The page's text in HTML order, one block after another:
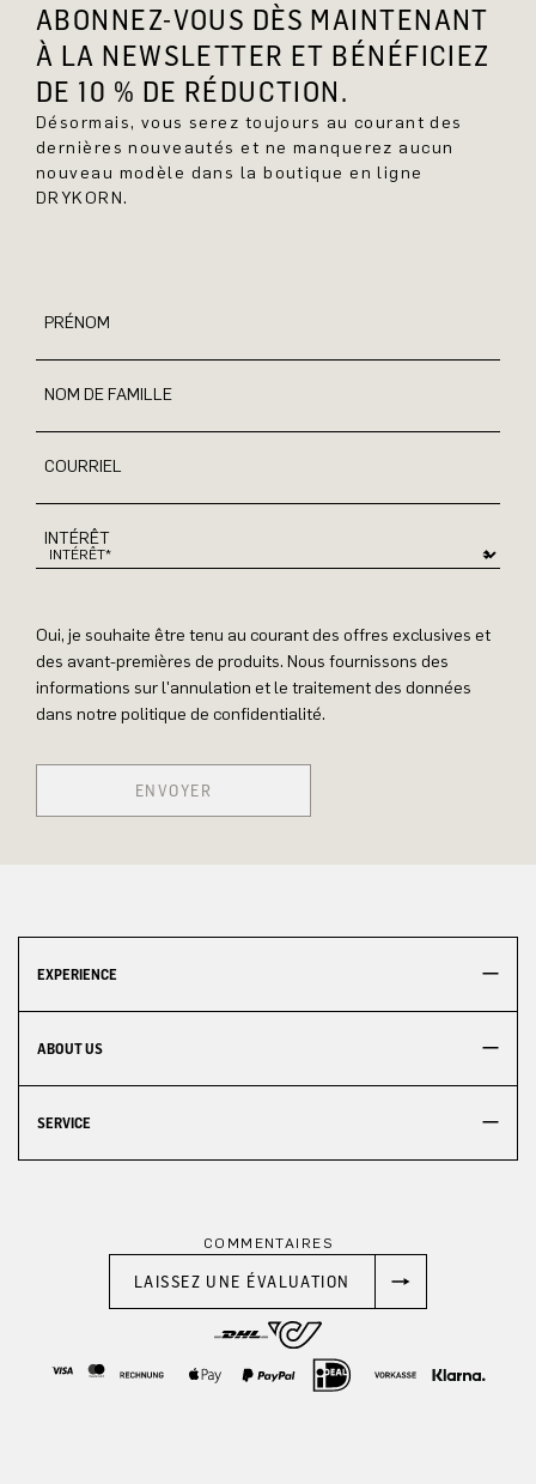
ABONNEZ-VOUS DÈS MAINTENANT
À LA NEWSLETTER ET BÉNÉFICIEZ
DE 10 % DE RÉDUCTION.
Désormais, vous serez toujours au courant des
dernières nouveautés et ne manquerez aucun
nouveau modèle dans la boutique en ligne
DRYKORN.
PRÉNOM
NOM DE FAMILLE
COURRIEL
INTÉRÊT
Oui, je souhaite être tenu au courant des offres exclusives et
des avant-premières de produits. Nous fournissons des
informations sur l'annulation et le traitement des données
dans notre politique de confidentialité.
ENVOYER
EXPERIENCE
ABOUT US
SERVICE
COMMENTAIRES
LAISSEZ UNE ÉVALUATION